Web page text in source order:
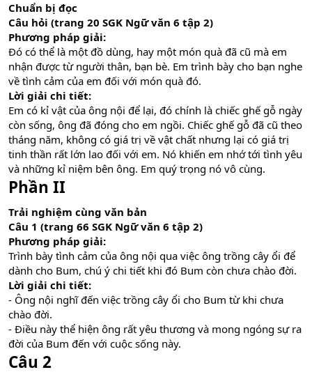
Chuẩn bị đọc
Câu hỏi (trang 20 SGK Ngữ văn 6 tập 2)
Phương pháp giải:
Đó có thể là một đồ dùng, hay một món quà đã cũ mà em
nhận được từ người thân, bạn bè. Em trình bày cho bạn nghe
về tình cảm của em đối với món quà đó.
Lời giải chi tiết:
Em có kỉ vật của ông nội để lại, đó chính là chiếc ghế gỗ ngày
còn sống, ông đã đóng cho em ngồi. Chiếc ghế gỗ đã cũ theo
tháng năm, không có giá trị về vật chất nhưng lại có giá trị
tinh thần rất lớn lao đối với em. Nó khiến em nhớ tới tình yêu
và những kỉ niệm bên ông. Em quý trọng nó vô cùng.
Phần II
Trải nghiệm cùng văn bản
Câu 1 (trang 66 SGK Ngữ văn 6 tập 2)
Phương pháp giải:
Trình bày tình cảm của ông nội qua việc ông trồng cây ổi để
dành cho Bum, chú ý chi tiết khi đó Bum còn chưa chào đời.
Lời giải chi tiết:
- Ông nội nghĩ đến việc trồng cây ổi cho Bum từ khi chưa
chào đời.
- Điều này thể hiện ông rất yêu thương và mong ngóng sự ra
đời của Bum đến với cuộc sống này.
Câu 2